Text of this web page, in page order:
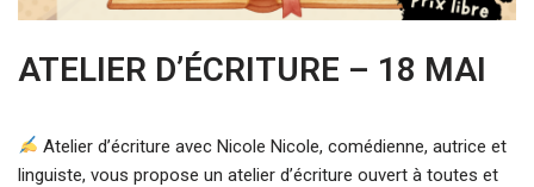
ATELIER D’ÉCRITURE – 18 MAI
Atelier d’écriture avec Nicole Nicole, comédienne, autrice et
linguiste, vous propose un atelier d’écriture ouvert à toutes et